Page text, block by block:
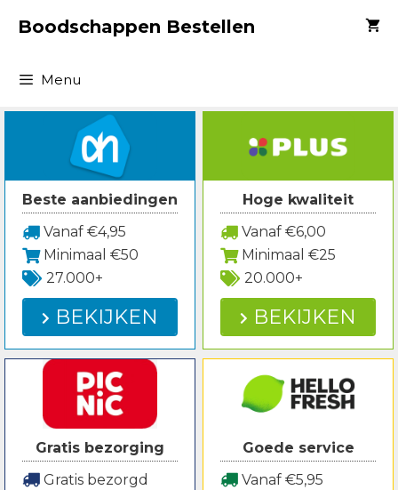
naarBoodschappen Bestellen
Menu
Beste aanbiedingen
Vanaf €4,95
Minimaal €50
27.000+
BEKIJKEN
Hoge kwaliteit
Vanaf €6,00
Minimaal €25
20.000+
BEKIJKEN
Gratis bezorging
Gratis bezorgd
Goede service
Vanaf €5,95